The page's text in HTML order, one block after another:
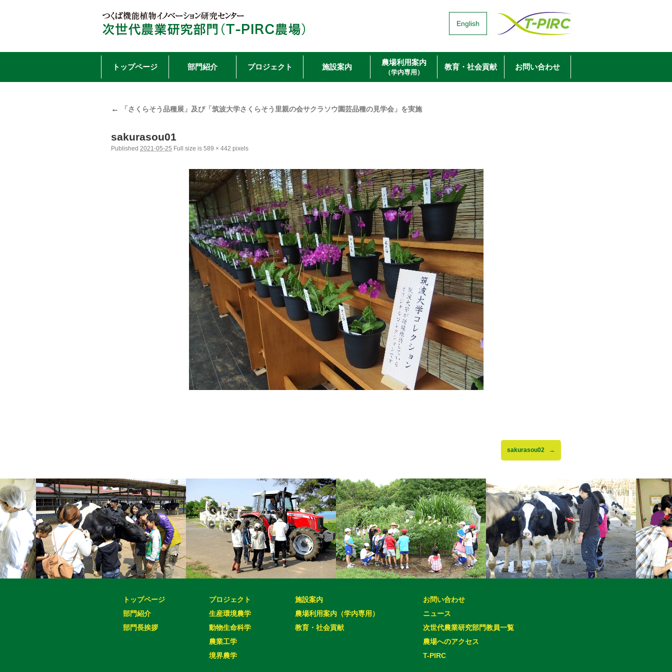
English
Skip
content
トップページ 部門紹介 プロジェクト 施設案内
農場利用案内
（学内専用）
教育・社会貢献 お問い合わせ
← 「さくらそう品種展」及び「筑波大学さくらそう里親の会サクラソウ園芸品種の見学会」を実施
sakurasou01
Published 2021-05-25 Full size is 589 × 442 pixels
sakurasou02
トップページ
部門紹介
部門長挨拶
プロジェクト
生産環境農学
動物生命科学
農業工学
境界農学
施設案内
農場利用案内（学内専用）
教育・社会貢献
お問い合わせ
ニュース
次世代農業研究部門教員一覧
農場へのアクセス
T-PIRC